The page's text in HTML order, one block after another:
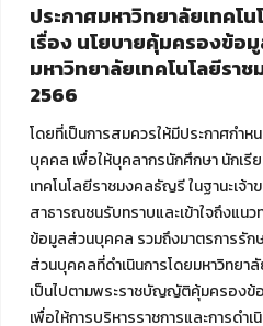
ประกาศมหาวิทยาลัยเทคโ
เรื่อง นโยบายคุ้มครองข้อ
มหาวิทยาลัยเทคโนโลยีรา
2566
โดยที่เป็นการสมควรให้มีประกาศกำ
บุคคล เพื่อให้บุคลากรนักศึกษา นักเรี
เทคโนโลยีราชมงคลธัญรี ในฐานะเ
สาธารณชนรับทราบและเข้าใจถึงแน
ข้อมูลส่วนบุคคล รวมถึงมาตรการรั
ส่วนบุคคลที่ดำเนินการโดยมหาวิทยา
เป็นไปตามพระราชบัญญัติคุ้มครอง
เพื่อให้การบริหารราชการและการดำ
บริการอื่นๆ ของ สวส.
ศูนย์สื่อดิจิทัล
ศูนย์นวัตกรรมและความรู้
สมัยใหม่ (MoSeC)
งานบริการวิชาการให้กับหน่วยง
โครงการส่งเสริมและพัฒนาผู้ประ
กิจกรรมการเชื่อมโยงเครือข่ายผู้
เกษตร ภายใต้โครงการส่งเสริมการ